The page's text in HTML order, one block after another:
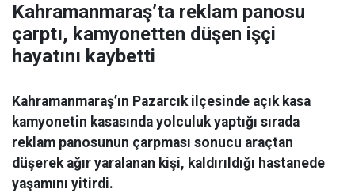
Kahramanmaraş’ta reklam panosu
çarptı, kamyonetten düşen işçi
hayatını kaybetti
Kahramanmaraş’ın Pazarcık ilçesinde açık kasa
kamyonetin kasasında yolculuk yaptığı sırada
reklam panosunun çarpması sonucu araçtan
düşerek ağır yaralanan kişi, kaldırıldığı hastanede
yaşamını yitirdi.